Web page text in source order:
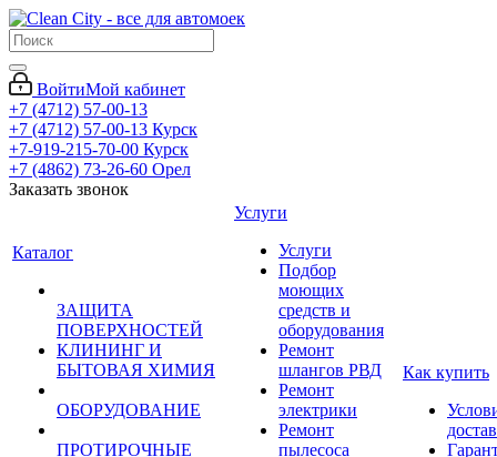
ВойтиМой кабинет
+7 (4712) 57-00-13
+7 (4712) 57-00-13 Курск
+7-919-215-70-00 Курск
+7 (4862) 73-26-60 Орел
Заказать звонок
Каталог
ЗАЩИТА
ПОВЕРХНОСТЕЙ
КЛИНИНГ И
БЫТОВАЯ ХИМИЯ
ОБОРУДОВАНИЕ
ПРОТИРОЧНЫЕ
Услуги
Услуги
Подбор
моющих
средств и
оборудования
Ремонт
шлангов РВД
Ремонт
электрики
Ремонт
пылесоса
Как купить